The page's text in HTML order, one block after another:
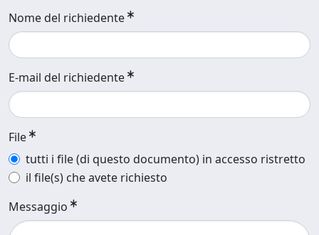
Nome del richiedente
E-mail del richiedente
File
tutti i file (di questo documento) in accesso ristretto
il file(s) che avete richiesto
Messaggio